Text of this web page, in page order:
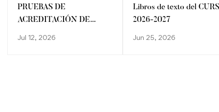
PRUEBAS DE
ACREDITACIÓN DE
Jul 12, 2026
Libros de texto del
2026-2027
Jun 25, 2026